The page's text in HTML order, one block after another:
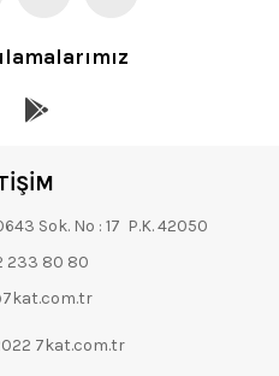
Sok. No : 17 P.K. 42050
233 80 80
7kat.com.tr